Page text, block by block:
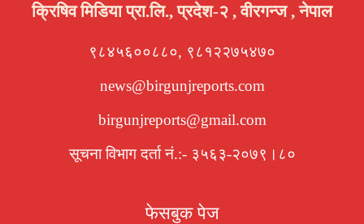
क्रिषिव मिडिया प्रा.लि., प्रदेश-२ , वीरगन्ज , नेपाल
९८४५६००८८०, ९८१२२७५४७०
news@birgunjreports.com
birgunjreports@gmail.com
सूचना विभाग दर्ता नं.:- ३५६३-२०७९।८०
फेसबुक पेज